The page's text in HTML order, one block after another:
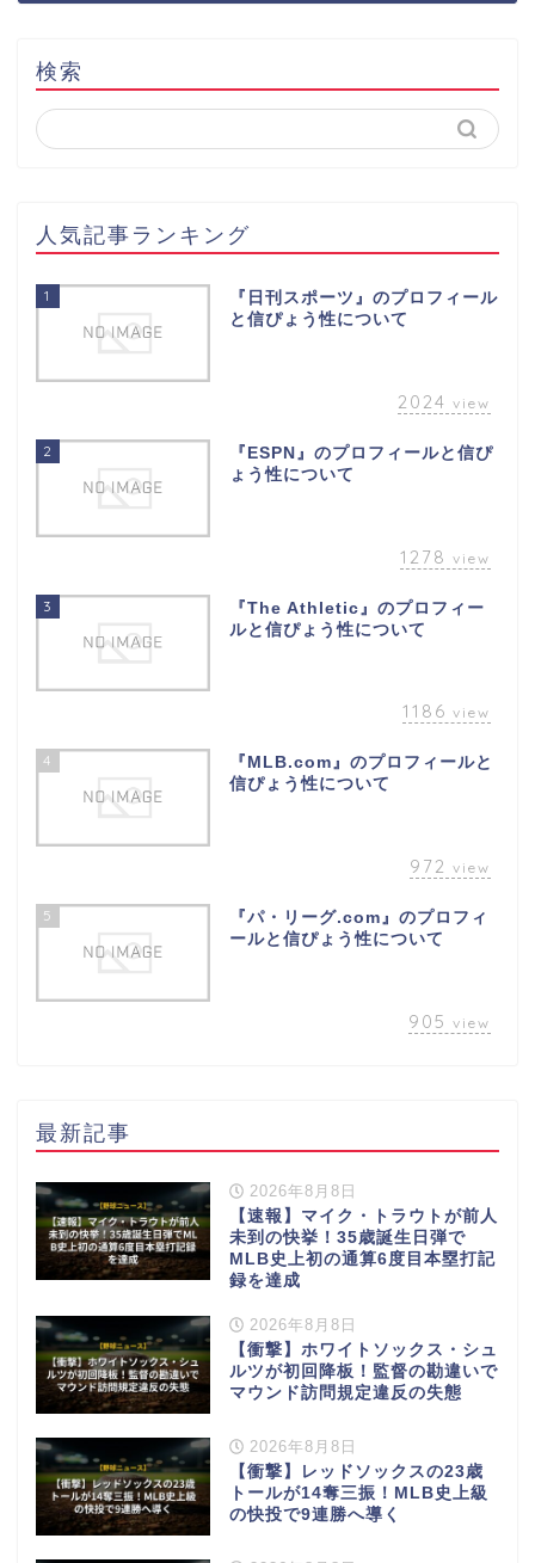
検索
人気記事ランキング
1
『日刊スポーツ』のプロフィール
と信ぴょう性について
2024 view
2
『ESPN』のプロフィールと信ぴ
ょう性について
1278 view
3
『The Athletic』のプロフィー
ルと信ぴょう性について
1186 view
4
『MLB.com』のプロフィールと
信ぴょう性について
972 view
5
『パ・リーグ.com』のプロフィ
ールと信ぴょう性について
905 view
最新記事
2026年8月8日
【速報】マイク・トラウトが前人
未到の快挙！35歳誕生日弾で
MLB史上初の通算6度目本塁打記
録を達成
2026年8月8日
【衝撃】ホワイトソックス・シュ
ルツが初回降板！監督の勘違いで
マウンド訪問規定違反の失態
2026年8月8日
【衝撃】レッドソックスの23歳
トールが14奪三振！MLB史上級
の快投で9連勝へ導く